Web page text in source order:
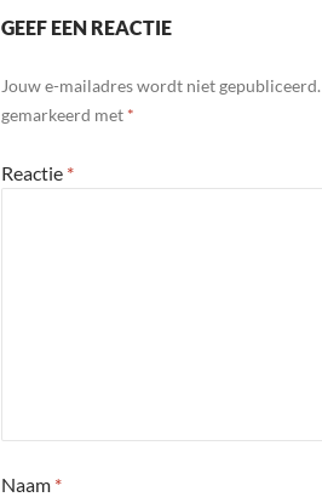
GEEF EEN REACTIE
Jouw e-mailadres wordt niet gepubliceerd.
gemarkeerd met *
Reactie *
Naam *